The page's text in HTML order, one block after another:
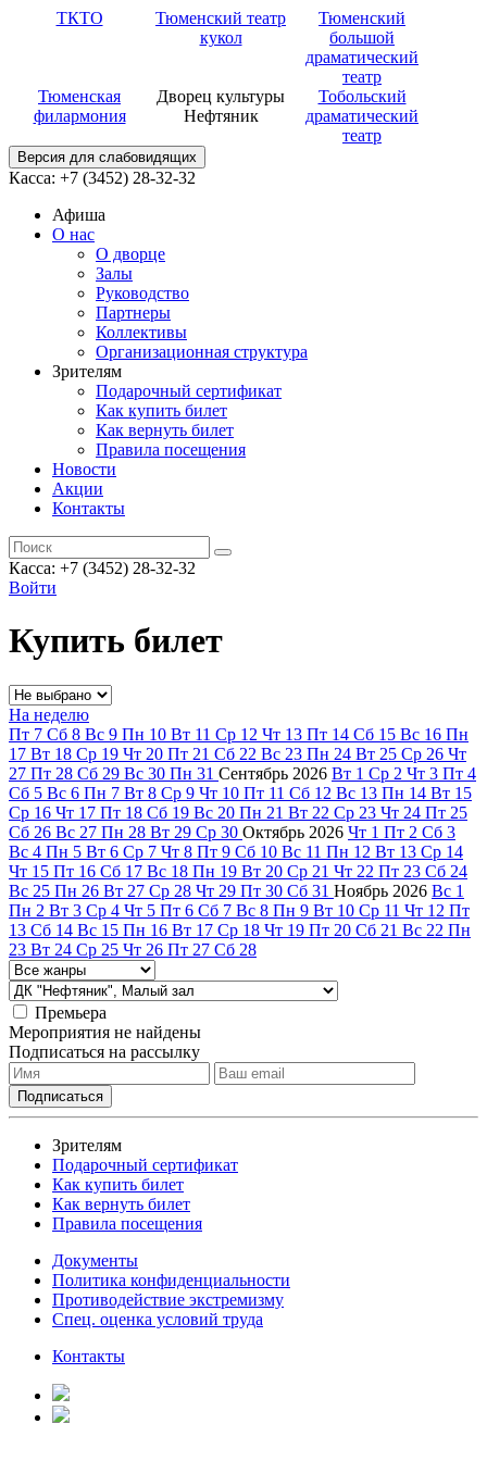
ТКТО
Тюменский театр
кукол
Тюменский
большой
драматический
театр
Тюменская
филармония
Дворец культуры
Нефтяник
Тобольский
драматический
театр
Версия для слабовидящих
Касса: +7 (3452) 28-32-32
Афиша
О нас
О дворце
Залы
Руководство
Партнеры
Коллективы
Организационная структура
Зрителям
Подарочный сертификат
Как купить билет
Как вернуть билет
Правила посещения
Новости
Акции
Контакты
Касса: +7 (3452) 28-32-32
Войти
Купить билет
На неделю
Пт 7 Сб 8 Вс 9 Пн 10 Вт 11 Ср 12 Чт 13 Пт 14 Сб 15 Вс 16 Пн
17 Вт 18 Ср 19 Чт 20 Пт 21 Сб 22 Вс 23 Пн 24 Вт 25 Ср 26 Чт
27 Пт 28 Сб 29 Вс 30 Пн 31 Сентябрь 2026 Вт 1 Ср 2 Чт 3 Пт 4
Сб 5 Вс 6 Пн 7 Вт 8 Ср 9 Чт 10 Пт 11 Сб 12 Вс 13 Пн 14 Вт 15
Ср 16 Чт 17 Пт 18 Сб 19 Вс 20 Пн 21 Вт 22 Ср 23 Чт 24 Пт 25
Сб 26 Вс 27 Пн 28 Вт 29 Ср 30 Октябрь 2026 Чт 1 Пт 2 Сб 3
Вс 4 Пн 5 Вт 6 Ср 7 Чт 8 Пт 9 Сб 10 Вс 11 Пн 12 Вт 13 Ср 14
Чт 15 Пт 16 Сб 17 Вс 18 Пн 19 Вт 20 Ср 21 Чт 22 Пт 23 Сб 24
Вс 25 Пн 26 Вт 27 Ср 28 Чт 29 Пт 30 Сб 31 Ноябрь 2026 Вс 1
Пн 2 Вт 3 Ср 4 Чт 5 Пт 6 Сб 7 Вс 8 Пн 9 Вт 10 Ср 11 Чт 12 Пт
13 Сб 14 Вс 15 Пн 16 Вт 17 Ср 18 Чт 19 Пт 20 Сб 21 Вс 22 Пн
23 Вт 24 Ср 25 Чт 26 Пт 27 Сб 28
Премьера
Мероприятия не найдены
Подписаться на рассылку
Зрителям
Подарочный сертификат
Как купить билет
Как вернуть билет
Правила посещения
Документы
Политика конфиденциальности
Противодействие экстремизму
Спец. оценка условий труда
Контакты